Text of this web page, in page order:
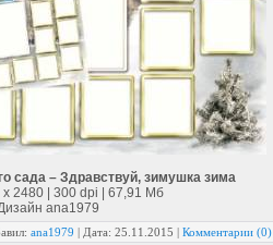
сада – Здравствуй, зимушка зима
x 2480 | 300 dpi | 67,91 Мб
аnа1979
ana1979 | Дата: 25.11.2015 | Комментарии (0)